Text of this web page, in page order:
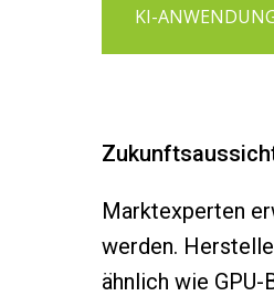
KI-
Marktexperten
werden.
ähnlich wie